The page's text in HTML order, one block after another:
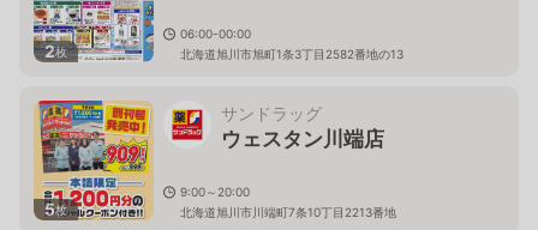
2枚
06:00-00:00
北海道旭川市旭町1条3丁目2582番地の13
5枚
サンドラッグ
ウェスタン川端店
9:00～20:00
北海道旭川市川端町7条10丁目2213番地